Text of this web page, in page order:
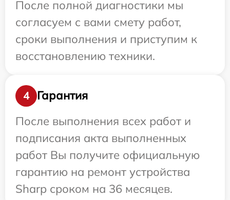
После полной диагностики мы
согласуем с вами смету работ,
сроки выполнения и приступим к
восстановлению техники.
4
Гарантия
После выполнения всех работ и
подписания акта выполненных
работ Вы получите официальную
гарантию на ремонт устройства
Sharp сроком на 36 месяцев.